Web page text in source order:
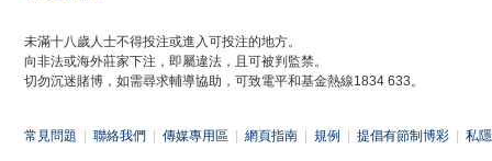
未滿十八歲人士不得投注或進入可投注的地方。
向非法或海外莊家下注，即屬違法，且可被判監禁。
切勿沉迷賭博，如需尋求輔導協助，可致電平和基金熱線1834 633。
常見問題 聯絡我們 傳媒專用區 網頁指南 規例 提倡有節制博彩 私